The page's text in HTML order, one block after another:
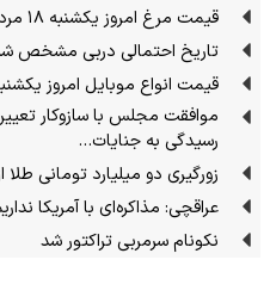
قیمت مرغ امروز یکشنبه ۱۸ مرداد ۱۴۰۵
تاریخ احتمالی دربی مشخص
قیمت انواع موبایل امروز یکشنبه ۱۸ مرداد
موافقت مجلس با سازوکار
رسیدگی به جنایات…
زورگیری دو میلیارد تومانی طلا
عراقچی: مذاکره‌ای با آمریکا
نکونام سرمربی تراکتور شد